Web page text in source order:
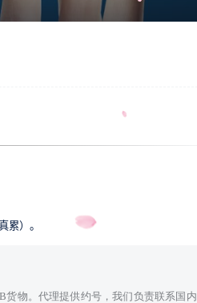
累）。
货物。代理提供约号，我们负责联系国内